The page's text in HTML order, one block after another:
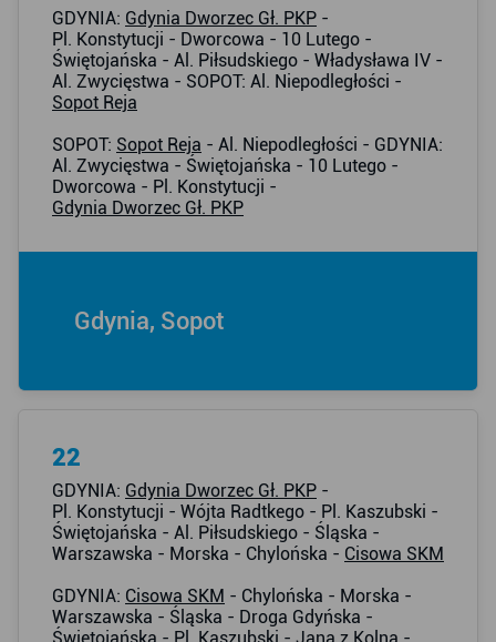
GDYNIA: Gdynia Dworzec Gł. PKP -
Pl. Konstytucji - Dworcowa - 10 Lutego -
Świętojańska - Al. Piłsudskiego - Władysława IV -
Al. Zwycięstwa - SOPOT: Al. Niepodległości -
Sopot Reja
SOPOT: Sopot Reja - Al. Niepodległości - GDYNIA:
Al. Zwycięstwa - Świętojańska - 10 Lutego -
Dworcowa - Pl. Konstytucji -
Gdynia Dworzec Gł. PKP
Gdynia, Sopot
22
GDYNIA: Gdynia Dworzec Gł. PKP -
Pl. Konstytucji - Wójta Radtkego - Pl. Kaszubski -
Świętojańska - Al. Piłsudskiego - Śląska -
Warszawska - Morska - Chylońska - Cisowa SKM
GDYNIA: Cisowa SKM - Chylońska - Morska -
Warszawska - Śląska - Droga Gdyńska -